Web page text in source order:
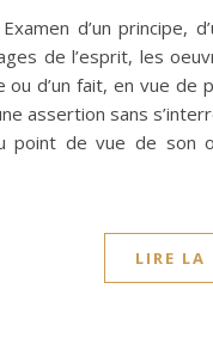
d’un
de l’esprit, les
ou d’un fait, en vue
assertion sans
point de vue de son
LIRE LA